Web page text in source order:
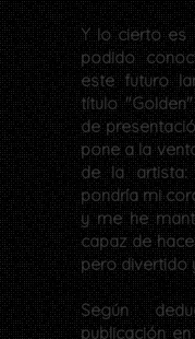
Y lo cierto es
podido
este futuro
título
de
pone a la
de la
pondría mi
y me he
capaz de
pero divertido
Según
publicación